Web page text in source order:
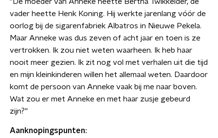
vader heette Henk Koning. Hij werkte jarenlang vóór de
oorlog bij de sigarenfabriek Albatros in Nieuwe Pekela.
Maar Anneke was dus zeven of acht jaar en toen is ze
vertrokken. Ik zou niet weten waarheen. Ik heb haar
nooit meer gezien. Ik zit nog vol met verhalen uit die tijd
en mijn kleinkinderen willen het allemaal weten. Daardoor
komt de persoon van Anneke vaak bij me naar boven.
Wat zou er met Anneke en met haar zusje gebeurd
zijn?”
Aanknopingspunten: